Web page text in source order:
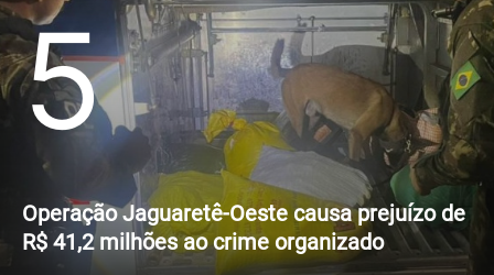
5
Operação Jaguaretê-Oeste causa prejuízo de
R$ 41,2 milhões ao crime organizado